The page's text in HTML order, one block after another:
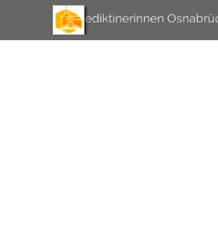
Direkt zum Seiteninhalt
Menü überspringen